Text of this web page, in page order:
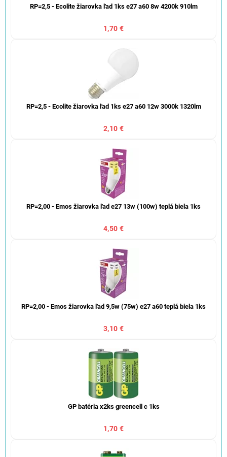
RP=2,5 - Ecolite žiarovka ľad 1ks e27 a60 8w 4200k 910lm
1,70 €
RP=2,5 - Ecolite žiarovka ľad 1ks e27 a60 12w 3000k 1320lm
2,10 €
RP=2,00 - Emos žiarovka ľad e27 13w (100w) teplá biela 1ks
4,50 €
RP=2,00 - Emos žiarovka ľad 9,5w (75w) e27 a60 teplá biela 1ks
3,10 €
GP batéria x2ks greencell c 1ks
1,70 €